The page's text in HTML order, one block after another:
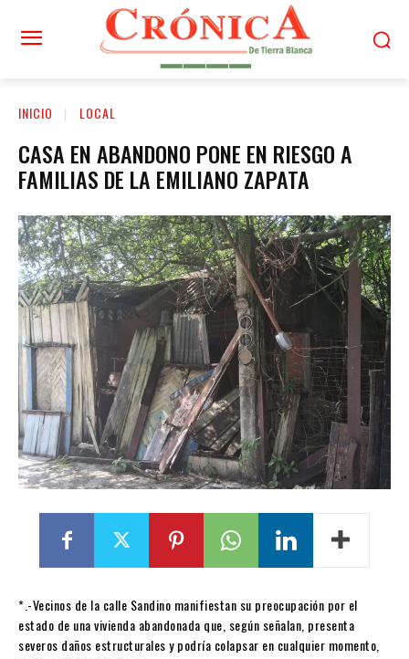
INICIO LOCAL
CASA EN ABANDONO PONE EN RIESGO A
FAMILIAS DE LA EMILIANO ZAPATA
*.-Vecinos de la calle Sandino manifiestan su preocupación por el
estado de una vivienda abandonada que, según señalan, presenta
severos daños estructurales y podría colapsar en cualquier momento,